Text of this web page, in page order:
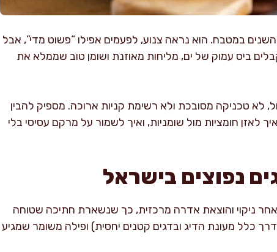
במטבח. הוא נראה צנוע, לפעמים אפילו “פשוט מדי”, אבל
ביס עמוק של ים, מליחות מאוזנת ושומן טוב שממלא את
לא טכניקה מסובכת ולא רשימת קניות ארוכה. מספיק להבין
חומציות מול שומניות, ואיך לשמור על מרקם עסיסי בלי
נפוצים בישראל
ניקוי והוצאת אדרה מרכזית, כך שנשארת חתיכה שטוחה
כלל מעונת הדיג ובדגים קטנים יחסית) ופילה משומר שמגיע